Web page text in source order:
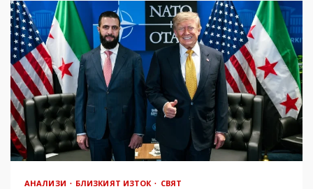
АНАЛИЗИ БЛИЗКИЯТ ИЗТОК СВЯТ